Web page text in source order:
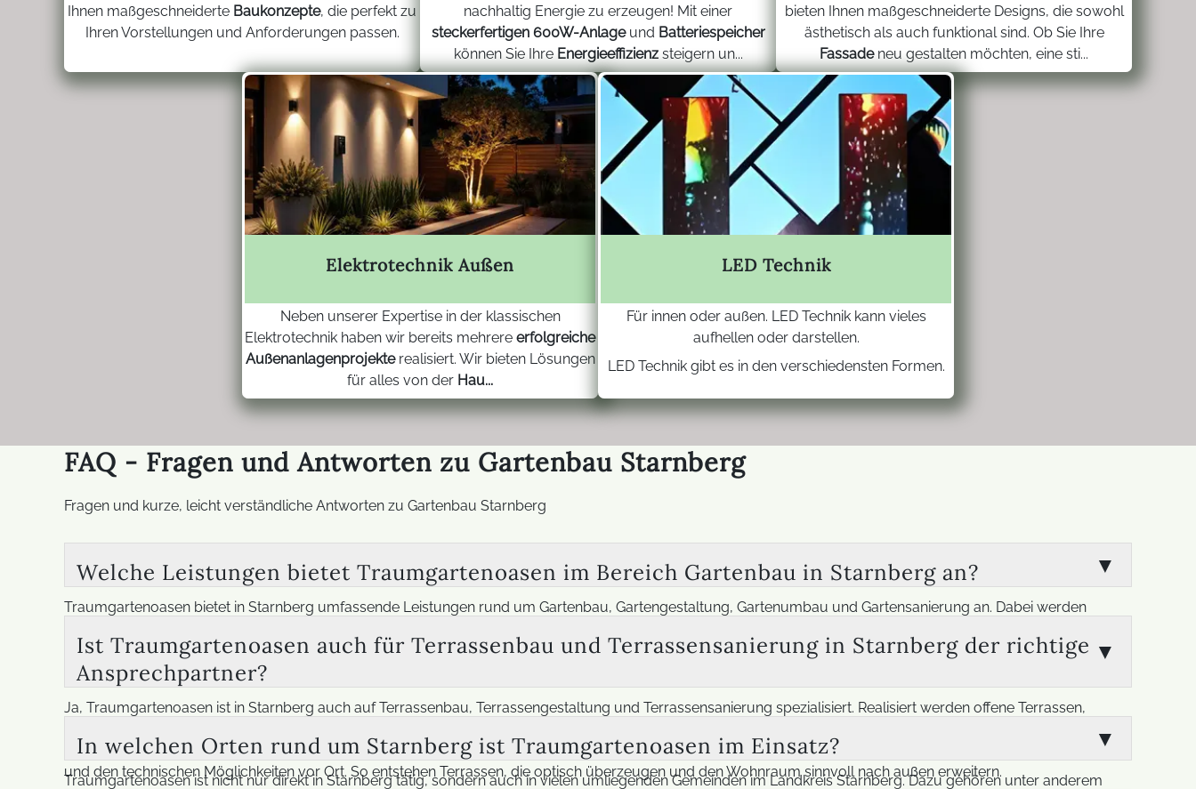
Ihnen maßgeschneiderte Baukonzepte, die perfekt zu
Ihren Vorstellungen und Anforderungen passen.
nachhaltig Energie zu erzeugen! Mit einer
steckerfertigen 600W-Anlageund Batteriespeicher
können Sie Ihre Energieeffizienzsteigern un...
bieten Ihnen maßgeschneiderte Designs, die sowohl
ästhetisch als auch funktional sind. Ob Sie Ihre
Fassadeneu gestalten möchten, eine sti...
Elektrotechnik Außen
Neben unserer Expertise in der klassischen
Elektrotechnik haben wir bereits mehrere erfolgreiche
Außenanlagenprojekterealisiert. Wir bieten Lösungen
für alles von der Hau...
LED Technik
Für innen oder außen. LED Technik kann vieles
aufhellen oder darstellen.
LED Technik gibt es in den verschiedensten Formen.
FAQ - Fragen und Antworten zu Gartenbau Starnberg
Fragen und kurze, leicht verständliche Antworten zu Gartenbau Starnberg
Welche Leistungen bietet Traumgartenoasen im Bereich Gartenbau in Starnberg an?
Traumgartenoasen bietet in Starnberg umfassende Leistungen rund um Gartenbau, Gartengestaltung, Gartenumbau und Gartensanierung an. Dabei werden
Beschattung, Verglasungen, Überdachungen und elektrische Außeninstallationen wie Beleuchtung. Durch die Zusammenarbeit mit qualifizierten Verbundpartnern
erhalten Kunden alle Leistungen aus einer Hand. So entsteht ein stimmiges Gesamtkonzept für einen Garten, der sowohl funktional als auch erholsam ist.
Ist Traumgartenoasen auch für Terrassenbau und Terrassensanierung in Starnberg der richtige
Ansprechpartner?
Ja, Traumgartenoasen ist in Starnberg auch auf Terrassenbau, Terrassengestaltung und Terrassensanierung spezialisiert. Realisiert werden offene Terrassen,
Schiebeverglasungen möglich, die im Sommer flexibel geöffnet werden können. Die Planung orientiert sich immer an den individuellen Vorstellungen der Kunden
und den technischen Möglichkeiten vor Ort. So entstehen Terrassen, die optisch überzeugen und den Wohnraum sinnvoll nach außen erweitern.
In welchen Orten rund um Starnberg ist Traumgartenoasen im Einsatz?
Traumgartenoasen ist nicht nur direkt in Starnberg tätig, sondern auch in vielen umliegenden Gemeinden im Landkreis Starnberg. Dazu gehören unter anderem